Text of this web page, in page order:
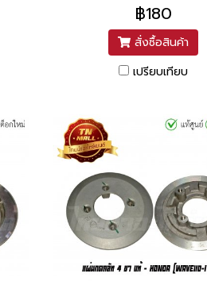
฿180
สั่งซื้อสินค้า
เปรียบเทียบ